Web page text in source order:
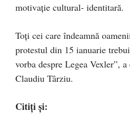
motivație cultural- identitară.
Toți cei care îndeamnă
protestul din 15 ianuarie
vorba despre Legea Vexler”,
Claudiu Târziu.
Citiți și: